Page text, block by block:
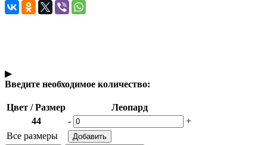
▶
Введите необходимое количество:
Цвет / Размер
Леопард
44
-
+
Все размеры